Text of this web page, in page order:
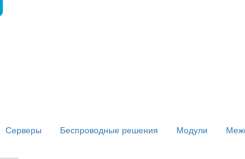
Серверы Беспроводные решения Модули